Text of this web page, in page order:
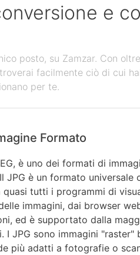
e
posto, su Zamzar. Con
facilmente ciò di cui
per te.
Formato
è uno dei formati di
JPG è un formato universale
tutti i programmi di
immagini, dai browser
ed è supportato dalla
I JPG sono immagini "raster"
più adatti a fotografie o